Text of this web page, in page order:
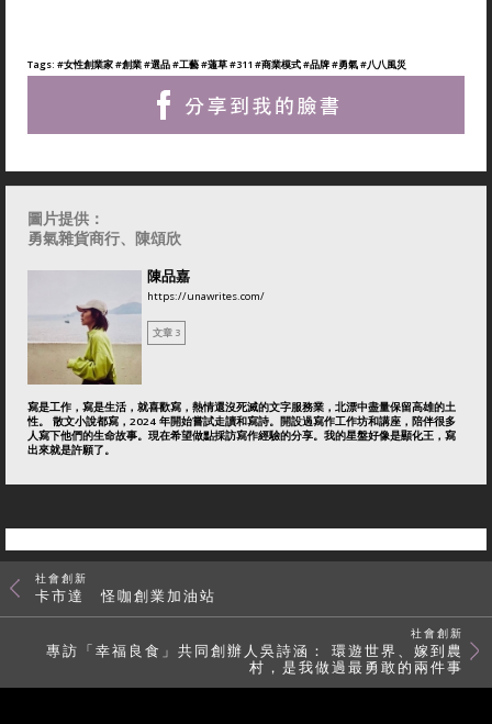
Tags: #女性創業家#創業#選品#工藝#蓪草#311 #商業模式#品牌#勇氣#八八風災
圖片提供：
勇氣雜貨商行、陳頌欣
陳品嘉
https://unawrites.com/
文章 3
寫是工作，寫是生活，就喜歡寫，熱情還沒死滅的文字服務業，北漂中盡量保留高雄的土
性。 散文小說都寫，2024 年開始嘗試走讀和寫詩。開設過寫作工作坊和講座，陪伴很多
人寫下他們的生命故事。現在希望做點採訪寫作經驗的分享。我的星盤好像是顯化王，寫
出來就是許願了。
社會創新
卡市達 怪咖創業加油站
社會創新
專訪「幸福良食」共同創辦人吳詩涵： 環遊世界、嫁到農
村，是我做過最勇敢的兩件事